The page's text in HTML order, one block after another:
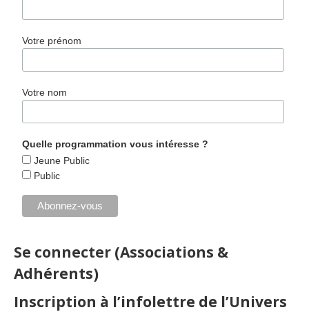
Votre prénom
Votre nom
Quelle programmation vous intéresse ?
Jeune Public
Public
Se connecter (Associations &
Adhérents)
Inscription à l’infolettre de l’Univers